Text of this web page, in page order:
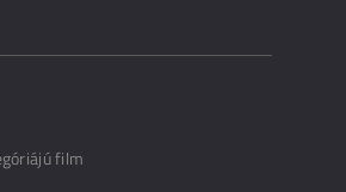
film